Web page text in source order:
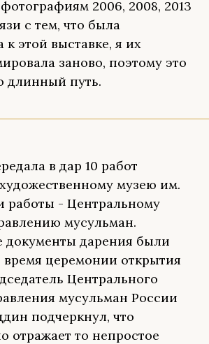
2006, 2008, 2013
с тем, что была
к этой выставке, я их
заново, поэтому это
длинный путь.
в дар 10 работ
музею им.
работы - Центральному
мусульман.
дарения были
церемонии открытия
Центрального
мусульман России
подчеркнул, что
отражает то непростое